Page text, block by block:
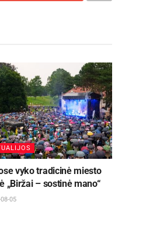
vyko tradicinė miesto
„Biržai – sostinė mano“
05